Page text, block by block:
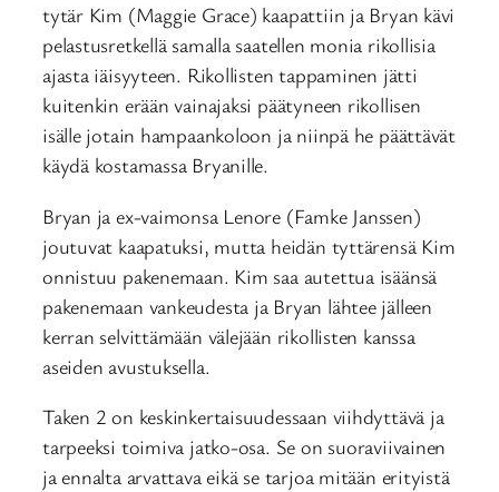
tytär Kim (Maggie Grace) kaapattiin ja Bryan kävi
pelastusretkellä samalla saatellen monia rikollisia
ajasta iäisyyteen. Rikollisten tappaminen jätti
kuitenkin erään vainajaksi päätyneen rikollisen
isälle jotain hampaankoloon ja niinpä he päättävät
käydä kostamassa Bryanille.
Bryan ja ex-vaimonsa Lenore (Famke Janssen)
joutuvat kaapatuksi, mutta heidän tyttärensä Kim
onnistuu pakenemaan. Kim saa autettua isäänsä
pakenemaan vankeudesta ja Bryan lähtee jälleen
kerran selvittämään välejään rikollisten kanssa
aseiden avustuksella.
Taken 2 on keskinkertaisuudessaan viihdyttävä ja
tarpeeksi toimiva jatko-osa. Se on suoraviivainen
ja ennalta arvattava eikä se tarjoa mitään erityistä